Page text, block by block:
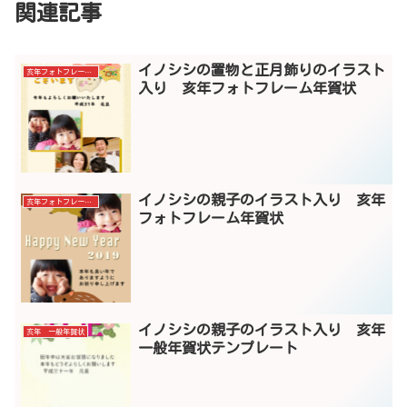
関連記事
亥年フォトフレーム年賀状
イノシシの置物と正月飾りのイラスト
入り 亥年フォトフレーム年賀状
亥年フォトフレーム年賀状
イノシシの親子のイラスト入り 亥年
フォトフレーム年賀状
亥年 一般年賀状
イノシシの親子のイラスト入り 亥年
一般年賀状テンプレート